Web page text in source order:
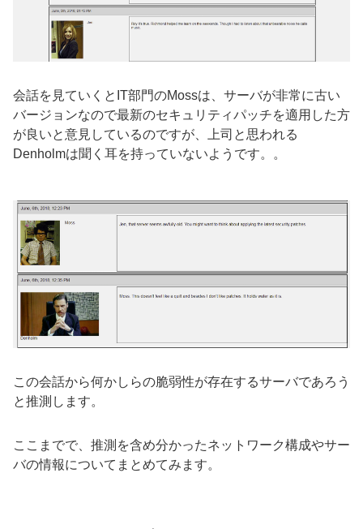
会話を見ていくと IT部門のMossは、サーバが非常に古い
バージョンなので最新のセキュリティパッチを適用した方
が良いと意見しているのですが、上司と思われる
Denholmは聞く耳を持っていないようです。。
この会話から何かしらの脆弱性が存在するサーバであろう
と推測します。
ここまでで、推測を含め分かったネットワーク構成やサー
バの情報についてまとめてみます。